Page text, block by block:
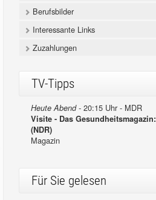
Berufsbilder
Interessante Links
Zuzahlungen
TV-Tipps
Heute Abend -20:15 Uhr - MDR
Visite - Das Gesundheitsmagazin:
(NDR)
Magazin
Für Sie gelesen